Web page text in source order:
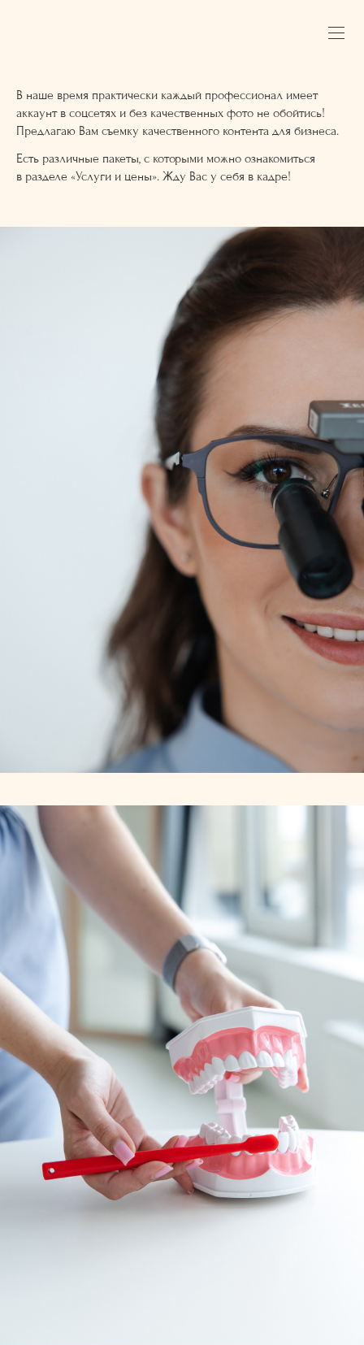
В наше время практически каждый профессионал имеет
аккаунт в соцсетях и без качественных фото не обойтись!
Предлагаю Вам съемку качественного контента для бизнеса.
Есть различные пакеты, с которыми можно ознакомиться
в разделе «Услуги и цены». Жду Вас у себя в кадре!